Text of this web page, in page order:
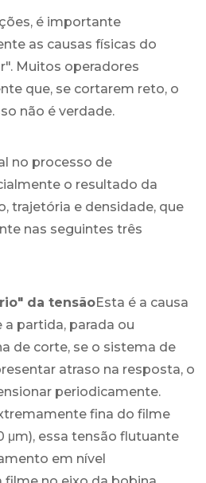
é importante
as causas físicas do
Muitos operadores
que, se cortarem reto, o
não é verdade.
no processo de
o resultado da
trajetória e densidade, que
nas seguintes três
da tensãoEsta é a causa
partida, parada ou
de corte, se o sistema de
atraso na resposta, o
periodicamente.
fina do filme
μm), essa tensão flutuante
em nível